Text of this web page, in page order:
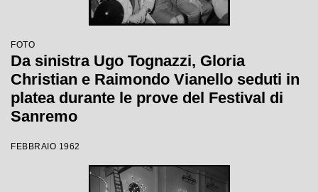
FOTO
Da sinistra Ugo Tognazzi, Gloria
Christian e Raimondo Vianello seduti in
platea durante le prove del Festival di
Sanremo
FEBBRAIO 1962